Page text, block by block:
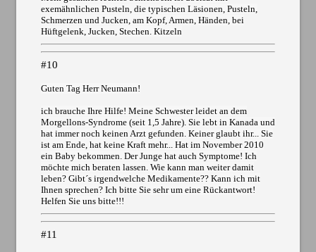
exemähnlichen Pusteln, die typischen Läsionen, Pusteln,
Schmerzen und Jucken, am Kopf, Armen, Händen, bei
Hüftgelenk, Jucken, Stechen. Kitzeln
#10
Guten Tag Herr Neumann!
ich brauche Ihre Hilfe! Meine Schwester leidet an dem
Morgellons-Syndrome (seit 1,5 Jahre). Sie lebt in Kanada und
hat immer noch keinen Arzt gefunden. Keiner glaubt ihr... Sie
ist am Ende, hat keine Kraft mehr... Hat im November 2010
ein Baby bekommen. Der Junge hat auch Symptome! Ich
möchte mich beraten lassen. Wie kann man weiter damit
leben? Gibt´s irgendwelche Medikamente?? Kann ich mit
Ihnen sprechen? Ich bitte Sie sehr um eine Rückantwort!
Helfen Sie uns bitte!!!
#11